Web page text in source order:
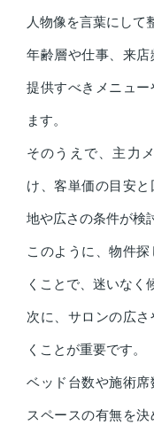
人物像を言葉にして
年齢層や仕事、来店
提供すべきメニュ
ます。
そのうえで、主力
け、客単価の目安
地や広さの条件が検
このように、物件
くことで、迷いなく
次に、サロンの広
くことが重要です。
ベッド台数や施術
スペースの有無を